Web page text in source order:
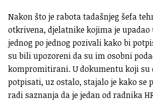
Nakon što je rabota tadašnjeg šefa
otkrivena, djelatnike kojima je
jednog po jednog pozivali kako bi
su bili upozoreni da su im osobni
kompromitirani. U dokumentu koji
potpisati, uz ostalo, stajalo je kako se
radi saznanja da je jedan od radnika